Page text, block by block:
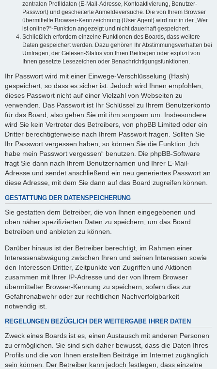
zentralen Profildaten (E-Mail-Adresse, Kontoaktivierung, Benutzer-
Passwort) und gescheiterte Anmeldeversuche. Die von Ihrem Browser
übermittelte Browser-Kennzeichnung (User Agent) wird nur in der „Wer
ist online?“-Funktion angezeigt und nicht dauerhaft gespeichert.
Schließlich erfordern einzelne Funktionen des Boards, dass weitere
Daten gespeichert werden. Dazu gehören Ihr Abstimmungsverhalten bei
Umfragen, der Gelesen-Status von Ihren Beiträgen oder explizit von
Ihnen gesetzte Lesezeichen oder Benachrichtigungsfunktionen.
Ihr Passwort wird mit einer Einwege-Verschlüsselung (Hash)
gespeichert, so dass es sicher ist. Jedoch wird Ihnen empfohlen,
dieses Passwort nicht auf einer Vielzahl von Webseiten zu
verwenden. Das Passwort ist Ihr Schlüssel zu Ihrem Benutzerkonto
für das Board, also gehen Sie mit ihm sorgsam um. Insbesondere
wird Sie kein Vertreter des Betreibers, von phpBB Limited oder ein
Dritter berechtigterweise nach Ihrem Passwort fragen. Sollten Sie
Ihr Passwort vergessen haben, so können Sie die Funktion „Ich
habe mein Passwort vergessen“ benutzen. Die phpBB-Software
fragt Sie dann nach Ihrem Benutzernamen und Ihrer E-Mail-
Adresse und sendet anschließend ein neu generiertes Passwort an
diese Adresse, mit dem Sie dann auf das Board zugreifen können.
GESTATTUNG DER DATENSPEICHERUNG
Sie gestatten dem Betreiber, die von Ihnen eingegebenen und
oben näher spezifizierten Daten zu speichern, um das Board
betreiben und anbieten zu können.
Darüber hinaus ist der Betreiber berechtigt, im Rahmen einer
Interessenabwägung zwischen Ihren und seinen Interessen sowie
den Interessen Dritter, Zeitpunkte von Zugriffen und Aktionen
zusammen mit Ihrer IP-Adresse und der von Ihrem Browser
übermittelter Browser-Kennung zu speichern, sofern dies zur
Gefahrenabwehr oder zur rechtlichen Nachverfolgbarkeit
notwendig ist.
REGELUNGEN BEZÜGLICH DER WEITERGABE IHRER DATEN
Zweck eines Boards ist es, einen Austausch mit anderen Personen
zu ermöglichen. Sie sind sich daher bewusst, dass die Daten Ihres
Profils und die von Ihnen erstellten Beiträge im Internet zugänglich
sein können. Der Betreiber kann jedoch festlegen, dass einzelne